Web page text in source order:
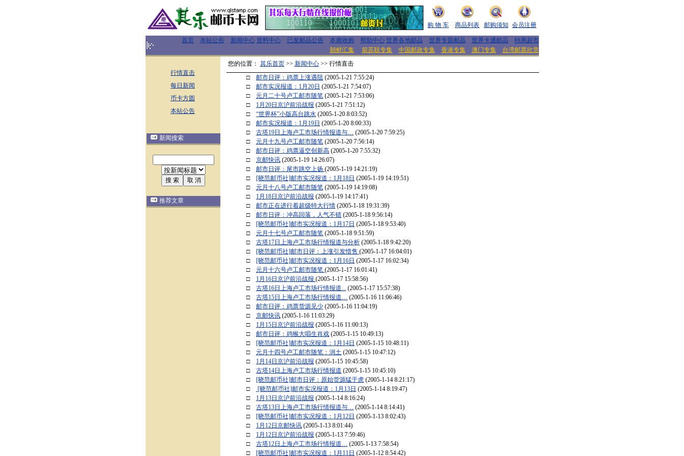
购 物 车 商品列表 邮购须知 会员注册
首页 本站公告 新闻中心 资料中心 已发邮品公告 本廊收购 帮助中心 世界各地邮品 世界专题邮品 世界卡通邮品
特惠超市
朝鲜汇集
前苏联专集 中国邮政专集 香港专集 澳门专集 台湾邮票欣赏
行情直击
每日新闻
币卡方圆
本站公告
新闻搜索
推荐文章
您的位置： 其乐首页>> 新闻中心>> 行情直击
□ 邮市日评：鸡票上涨遇阻 (2005-1-21 7:55:24)
□ 邮市实况报道：1月20日 (2005-1-21 7:54:07)
□ 元月二十号卢工邮市随笔 (2005-1-21 7:53:06)
□ 1月20日京沪前沿战报 (2005-1-21 7:51:12)
□ “世界杯”小版高台跳水 (2005-1-20 8:03:52)
□ 邮市实况报道：1月19日 (2005-1-20 8:00:33)
□ 古塔19日上海卢工市场行情报道与… (2005-1-20 7:59:25)
□ 元月十九号卢工邮市随笔 (2005-1-20 7:56:14)
□ 邮市日评：鸡票逼空创新高 (2005-1-20 7:55:32)
□ 京邮快讯 (2005-1-19 14:26:07)
□ 邮市日评：尾市跳空上扬 (2005-1-19 14:21:19)
□ [晓范邮币社]邮市实况报道：1月18日 (2005-1-19 14:19:51)
□ 元月十八号卢工邮市随笔 (2005-1-19 14:19:08)
□ 1月18日京沪前沿战报 (2005-1-19 14:17:41)
□ 邮市正在进行着超级特大行情 (2005-1-18 19:31:39)
□ 邮市日评：冲高回落，人气不错 (2005-1-18 9:56:14)
□ [晓范邮币社]邮市实况报道：1月17日 (2005-1-18 9:53:40)
□ 元月十七号卢工邮市随笔 (2005-1-18 9:51:59)
□ 古塔17日上海卢工市场行情报道与分析 (2005-1-18 9:42:20)
□ [晓范邮币社]邮市日评：上涨引发惜售 (2005-1-17 16:04:01)
□ [晓范邮币社]邮市实况报道：1月16日 (2005-1-17 16:02:34)
□ 元月十六号卢工邮市随笔 (2005-1-17 16:01:41)
□ 1月16日京沪前沿战报 (2005-1-17 15:58:56)
□ 古塔16日上海卢工市场行情报道... (2005-1-17 15:57:38)
□ 古塔15日上海卢工市场行情报道… (2005-1-16 11:06:46)
□ 邮市日评：鸡票货源见少 (2005-1-16 11:04:19)
□ 京邮快讯 (2005-1-16 11:03:29)
□ 1月15日京沪前沿战报 (2005-1-16 11:00:13)
□ 邮市日评：鸡猴大唱生肖戏 (2005-1-15 10:49:13)
□ [晓范邮币社]邮市实况报道：1月14日 (2005-1-15 10:48:11)
□ 元月十四号卢工邮市随笔：润土 (2005-1-15 10:47:12)
□ 1月14日京沪前沿战报 (2005-1-15 10:45:58)
□ 古塔14日上海卢工市场行情报道 (2005-1-15 10:45:10)
□ [晓范邮币社]邮市日评：原始货源猛于虎 (2005-1-14 8:21:17)
□
[晓范邮币社]邮市实况报道：1月13日 (2005-1-14 8:19:47)
□ 1月13日京沪前沿战报 (2005-1-14 8:16:24)
□ 古塔13日上海卢工市场行情报道与… (2005-1-14 8:14:41)
□ [晓范邮币社]邮市实况报道：1月12日 (2005-1-13 8:02:43)
□ 1月12日京邮快讯 (2005-1-13 8:01:44)
□ 1月12日京沪前沿战报 (2005-1-13 7:59:46)
□ 古塔12日上海卢工市场行情报道… (2005-1-13 7:58:54)
□ [晓范邮币社]邮市实况报道：1月11日 (2005-1-12 8:54:42)